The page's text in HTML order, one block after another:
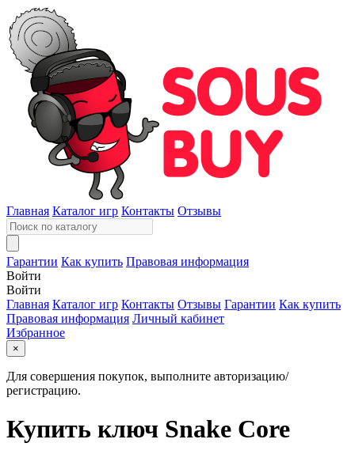
Главная Каталог игр Контакты Отзывы
Гарантии Как купить Правовая информация
Войти
Войти
Главная Каталог игр Контакты Отзывы Гарантии Как купить
Правовая информация Личный кабинет
Избранное
×
Для совершения покупок, выполните авторизацию/
регистрацию.
Купить ключ Snake Core